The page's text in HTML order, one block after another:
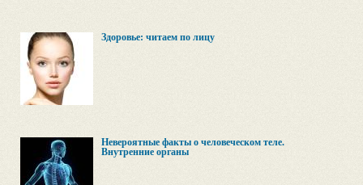
Здоровье: читаем по лицу
Невероятные факты о человеческом теле.
Внутренние органы